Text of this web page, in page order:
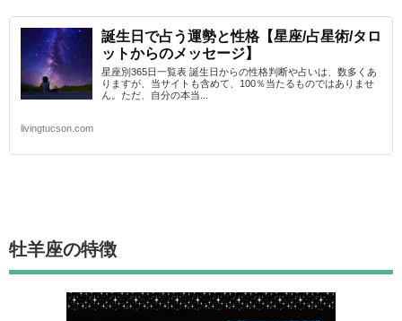
誕生日で占う運勢と性格【星座/占星術/タロ
ットからのメッセージ】
星座別365日一覧表 誕生日からの性格判断や占いは、数多くあ
りますが、当サイトも含めて、100％当たるものではありませ
ん。ただ、自分の本当...
livingtucson.com
牡羊座の特徴